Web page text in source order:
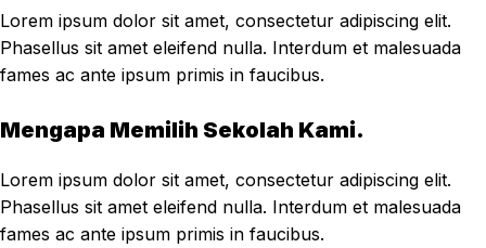
Lorem ipsum dolor sit amet, consectetur adipiscing elit.
Phasellus sit amet eleifend nulla. Interdum et malesuada
fames ac ante ipsum primis in faucibus.
Mengapa Memilih Sekolah Kami.
Lorem ipsum dolor sit amet, consectetur adipiscing elit.
Phasellus sit amet eleifend nulla. Interdum et malesuada
fames ac ante ipsum primis in faucibus.